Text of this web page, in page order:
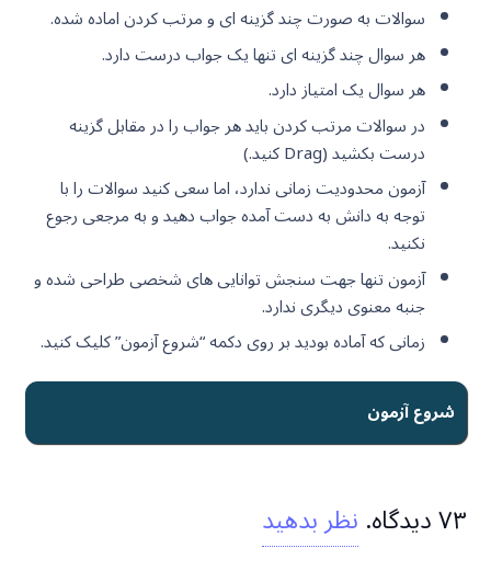
سوالات به صورت چند گزینه ای و مرتب کردن اماده شده.
هر سوال چند گزینه ای تنها یک جواب درست دارد.
هر سوال یک امتیاز دارد.
در سوالات مرتب کردن باید هر جواب را در مقابل گزینه
درست بکشید (Drag کنید.)
آزمون محدودیت زمانی ندارد، اما سعی کنید سوالات را با
توجه به دانش به دست آمده جواب دهید و به مرجعی رجوع
نکنید.
آزمون تنها جهت سنجش توانایی های شخصی طراحی شده و
جنبه معنوی دیگری ندارد.
زمانی که آماده بودید بر روی دکمه “شروع آزمون” کلیک کنید.
۷۳دیدگاه.نظر بدهید